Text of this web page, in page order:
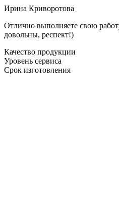
Ирина Криворотова
Отлично выполняете свою
довольны, респект!)
Качество продукции
Уровень сервиса
Срок изготовления